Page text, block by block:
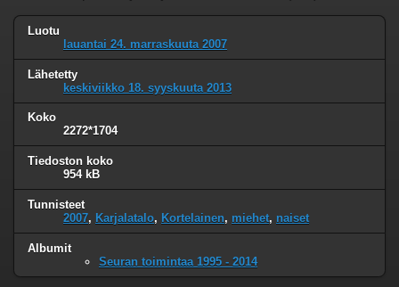
Luotu
lauantai 24. marraskuuta 2007
Lähetetty
keskiviikko 18. syyskuuta 2013
Koko
2272*1704
Tiedoston koko
954 kB
Tunnisteet
2007, Karjalatalo, Kortelainen, miehet, naiset
Albumit
Seuran toimintaa 1995 - 2014